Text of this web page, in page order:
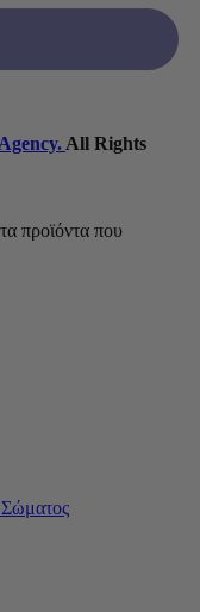
All Rights
προϊόντα που